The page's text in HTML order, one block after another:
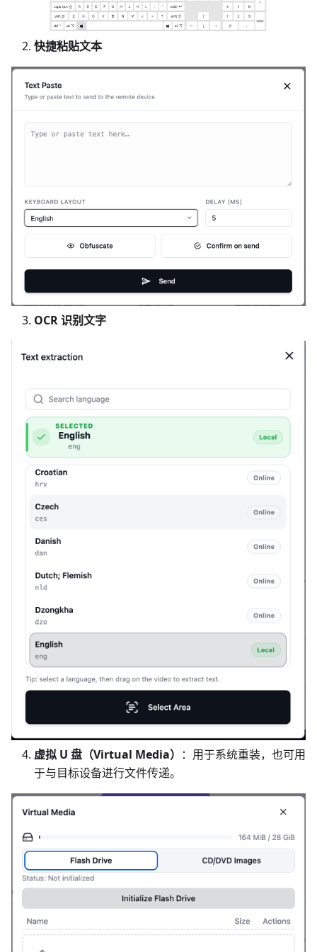
快捷粘贴文本
OCR 识别文字
虚拟 U 盘（Virtual Media） ：用于系统重装，也可用
于与目标设备进行文件传递。